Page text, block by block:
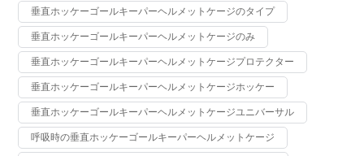
垂直ホッケーゴールキーパーヘルメットケージのタイプ
垂直ホッケーゴールキーパーヘルメットケージのみ
垂直ホッケーゴールキーパーヘルメットケージプロテクター
垂直ホッケーゴールキーパーヘルメットケージホッケー
垂直ホッケーゴールキーパーヘルメットケージユニバーサル
呼吸時の垂直ホッケーゴールキーパーヘルメットケージ